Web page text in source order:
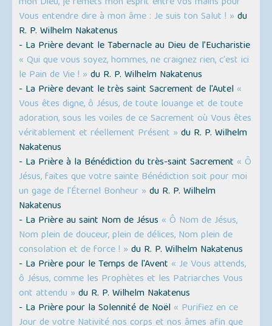
Vous entendre dire à mon âme : Je suis ton Salut ! » du
R. P. Wilhelm Nakatenus
- La Prière devant le Tabernacle au Dieu de l’Eucharistie
« Qui que vous soyez, hommes, ne craignez rien, c'est ici
le Pain de Vie ! » du R. P. Wilhelm Nakatenus
- La Prière devant le très saint Sacrement de l'Autel «
Vous êtes digne, ô Jésus, de toute louange et de toute
adoration, sous les voiles de ce Sacrement où Vous êtes
véritablement et réellement Présent » du R. P. Wilhelm
Nakatenus
- La Prière à la Bénédiction du très-saint Sacrement « Ô
Jésus, faites que votre sainte Bénédiction soit pour moi
un gage de l'Éternel Bonheur » du R. P. Wilhelm
Nakatenus
- La Prière au saint Nom de Jésus « Ô Nom de Jésus,
Nom plein de douceur, plein de délices, Nom plein de
consolation et de force ! » du R. P. Wilhelm Nakatenus
- La Prière pour le Temps de l'Avent « Je Vous attends,
ô Jésus, comme les Prophètes et les Patriarches Vous
ont attendu » du R. P. Wilhelm Nakatenus
- La Prière pour la Solennité de Noël « Purifiez en ce